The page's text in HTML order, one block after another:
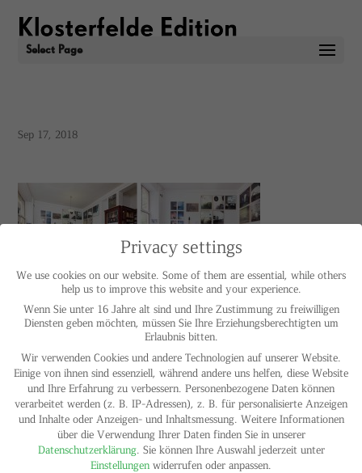
Select Page
Sep 17, 2018
© HELGA MARIA KLOSTERFELDE | ALL RIGHTS RESERVED
Privacy settings
We use cookies on our website. Some of them are essential, while others
help us to improve this website and your experience.
Wenn Sie unter 16 Jahre alt sind und Ihre Zustimmung zu freiwilligen
Diensten geben möchten, müssen Sie Ihre Erziehungsberechtigten um
Erlaubnis bitten.
Wir verwenden Cookies und andere Technologien auf unserer Website.
Einige von ihnen sind essenziell, während andere uns helfen, diese Website
und Ihre Erfahrung zu verbessern. Personenbezogene Daten können
verarbeitet werden (z. B. IP-Adressen), z. B. für personalisierte Anzeigen
und Inhalte oder Anzeigen- und Inhaltsmessung. Weitere Informationen
über die Verwendung Ihrer Daten finden Sie in unserer
Datenschutzerklärung. Sie können Ihre Auswahl jederzeit unter
Einstellungen widerrufen oder anpassen.